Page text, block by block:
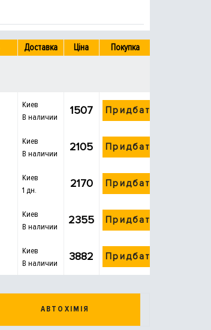
Доставка Ціна Покупка
Киев
В наличии
1507 Придбати
Киев
В наличии
2105 Придбати
Киев
1 дн.
2170 Придбати
Киев
В наличии
2355 Придбати
Киев
В наличии
3882 Придбати
АВТОХІМІЯ